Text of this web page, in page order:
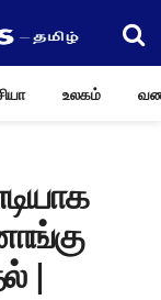
உலகம்
|